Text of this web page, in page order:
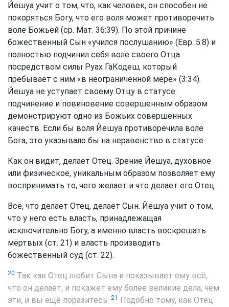
Йешуа учит о том, что, как человек, он способен не
покоряться Богу, что его воля может противоречить
воле Божьей (ср. Мат. 36:39). По этой причине
божественный Сын «учился послушанию» (Евр. 5:8) и
полностью подчинил себя воле своего Отца
посредством силы Руах ГаКодеш, который
пребывает с ним «в неограниченной мере» (3:34).
Йешуа не уступает своему Отцу в статусе:
подчинение и повиновение совершенным образом
демонстрируют одно из Божьих совершенных
качеств. Если бы воля Йешуа противоречила воле
Бога, это указывало бы на неравенство в статусе.
Как он видит, делает Отец. Зрение Йешуа, духовное
или физическое, уникальным образом позволяет ему
воспринимать то, чего желает и что делает его Отец.
Всё, что делает Отец, делает Сын. Йешуа учит о том,
что у него есть власть, принадлежащая
исключительно Богу, а именно власть воскрешать
мёртвых (ст. 21) и власть производить
божественный суд (ст. 22).
20 Так как Отец любит Сына и показывает ему всё,
что он делает; и покажет ему более великие дела, чем
эти, и вы ещё поразитесь. 21 Подобно тому, как Отец